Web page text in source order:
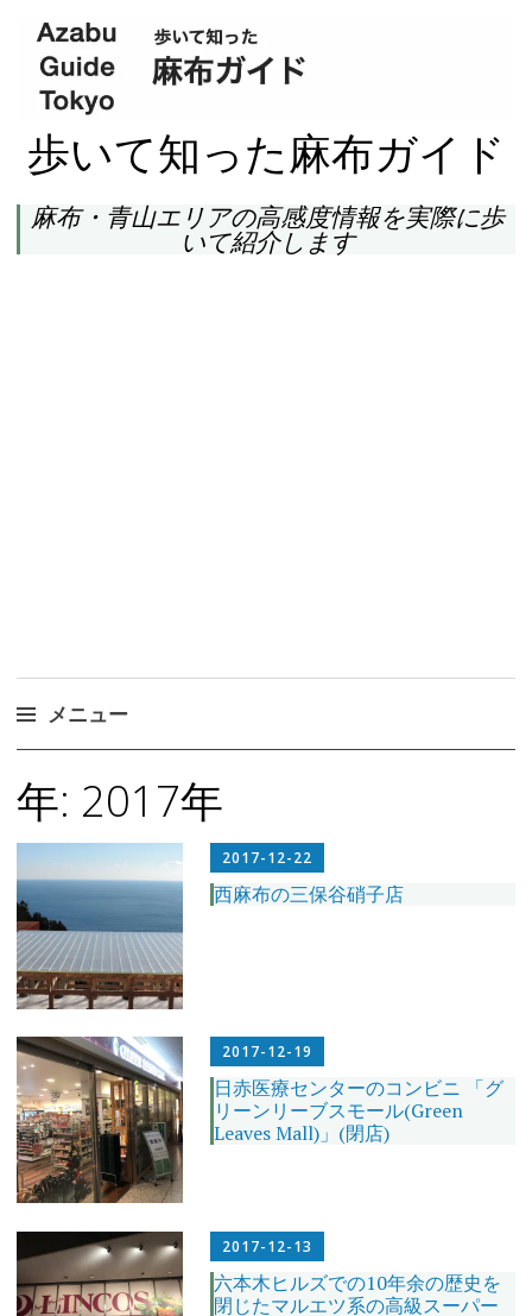
歩いて知った麻布ガイド
麻布・青山エリアの高感度情報を実際に歩
いて紹介します
メニュー
ン
ン
ツ
へ
ス
キ
ッ
プ
年: 2017年
2017-12-22
西麻布の三保谷硝子店
2017-12-19
日赤医療センターのコンビニ 「グ
リーンリーブスモール(Green
Leaves Mall)」(閉店)
2017-12-13
六本木ヒルズでの10年余の歴史を
閉じたマルエツ系の高級スーパー